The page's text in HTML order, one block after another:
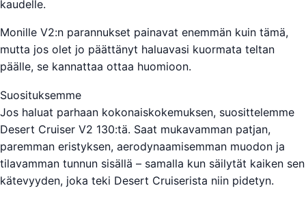
kaudelle.
Monille V2:n parannukset painavat enemmän kuin tämä,
mutta jos olet jo päättänyt haluavasi kuormata teltan
päälle, se kannattaa ottaa huomioon.
Suosituksemme
Jos haluat parhaan kokonaiskokemuksen, suosittelemme
Desert Cruiser V2 130:tä. Saat mukavamman patjan,
paremman eristyksen, aerodynaamisemman muodon ja
tilavamman tunnun sisällä – samalla kun säilytät kaiken sen
kätevyyden, joka teki Desert Cruiserista niin pidetyn.